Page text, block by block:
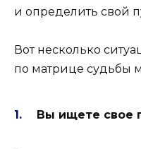
и определить свой
Вот несколько
по матрице судьбы
Вы ищете свое